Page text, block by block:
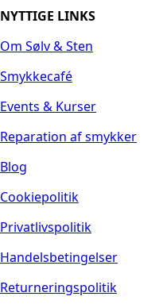
NYTTIGE LINKS
Om Sølv & Sten
Smykkecafé
Events & Kurser
Reparation af smykker
Blog
Cookiepolitik
Privatlivspolitik
Handelsbetingelser
Returneringspolitik